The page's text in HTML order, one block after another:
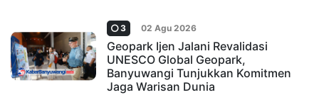
3 02 Agu 2026
Geopark Ijen Jalani Revalidasi
UNESCO Global Geopark,
Banyuwangi Tunjukkan Komitmen
Jaga Warisan Dunia